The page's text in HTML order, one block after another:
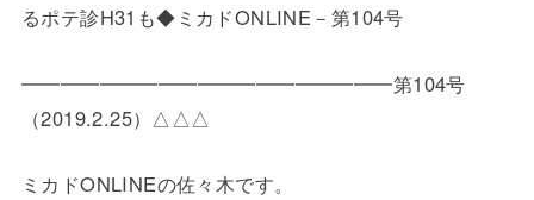
るポテ診H31も◆ミカドONLINE－第104号
━━━━━━━━━━━━━━━━━━━第104号
（2019.2.25）△△△
ミカドONLINEの佐々木です。